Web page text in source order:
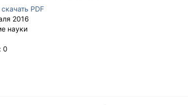
скачать PDF
2016
науки
0